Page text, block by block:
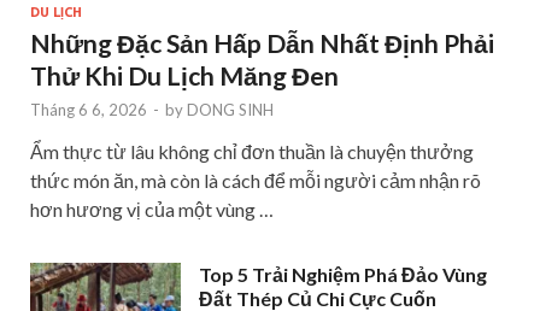
DU LỊCH
Những Đặc Sản Hấp Dẫn Nhất Định Phải
Thử Khi Du Lịch Măng Đen
Tháng 6 6, 2026 - by DONG SINH
Ẩm thực từ lâu không chỉ đơn thuần là chuyện thưởng
thức món ăn, mà còn là cách để mỗi người cảm nhận rõ
hơn hương vị của một vùng …
Top 5 Trải Nghiệm Phá Đảo Vùng
Đất Thép Củ Chi Cực Cuốn